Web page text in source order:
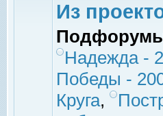
Из
Надежда -
Победы -
Круга,